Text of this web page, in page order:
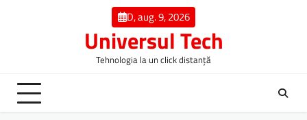
D, aug. 9, 2026
Universul Tech
Tehnologia la un click distanță